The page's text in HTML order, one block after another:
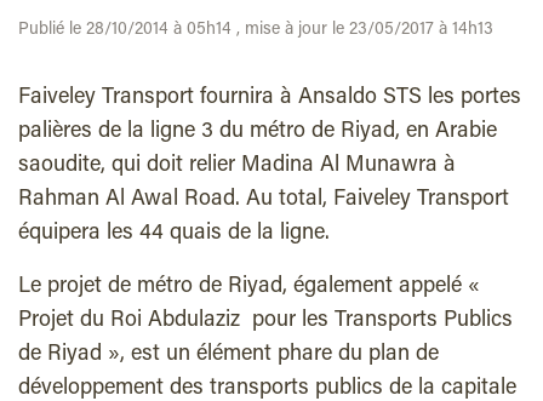
Publié le 28/10/2014 à 05h14 , mise à jour le 23/05/2017 à 14h13
Faiveley Transport fournira à Ansaldo STS les portes
palières de la ligne 3 du métro de Riyad, en Arabie
saoudite, qui doit relier Madina Al Munawra à
Rahman Al Awal Road. Au total, Faiveley Transport
équipera les 44 quais de la ligne.
Le projet de métro de Riyad, également appelé «
Projet du Roi Abdulaziz pour les Transports Publics
de Riyad », est un élément phare du plan de
développement des transports publics de la capitale